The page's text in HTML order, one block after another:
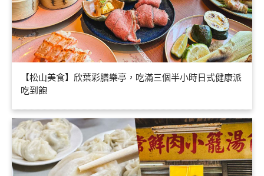
【松山美食】欣葉彩膳樂亭，吃滿三個半小時日式健康派
吃到飽